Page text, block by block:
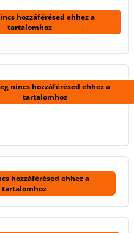
hozzáférésed ehhez a
tartalomhoz
nincs hozzáférésed ehhez a
tartalomhoz
hozzáférésed ehhez a
tartalomhoz